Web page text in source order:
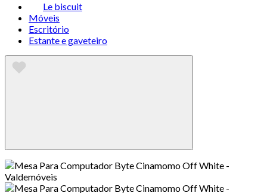
Le biscuit
Móveis
Escritório
Estante e gaveteiro